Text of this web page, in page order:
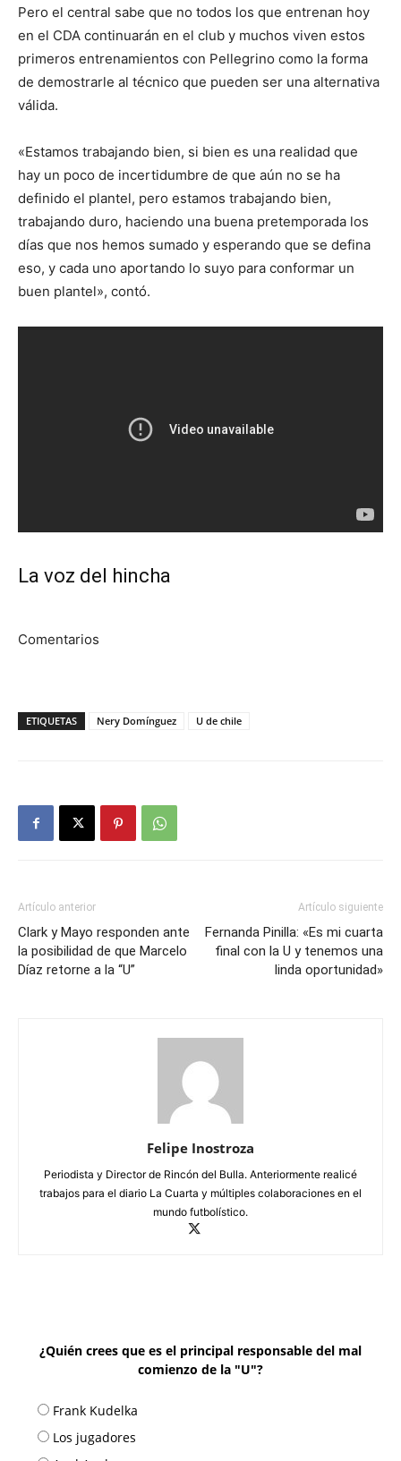
Pero el central sabe que no todos los que entrenan hoy
en el CDA continuarán en el club y muchos viven estos
primeros entrenamientos con Pellegrino como la forma
de demostrarle al técnico que pueden ser una alternativa
válida.
«Estamos trabajando bien, si bien es una realidad que
hay un poco de incertidumbre de que aún no se ha
definido el plantel, pero estamos trabajando bien,
trabajando duro, haciendo una buena pretemporada los
días que nos hemos sumado y esperando que se defina
eso, y cada uno aportando lo suyo para conformar un
buen plantel», contó.
La voz del hincha
Comentarios
ETIQUETAS Nery Domínguez U de chile
Artículo anterior
Clark y Mayo responden ante
la posibilidad de que Marcelo
Díaz retorne a la “U”
Artículo siguiente
Fernanda Pinilla: «Es mi cuarta
final con la U y tenemos una
linda oportunidad»
Felipe Inostroza
Periodista y Director de Rincón del Bulla. Anteriormente realicé
trabajos para el diario La Cuarta y múltiples colaboraciones en el
mundo futbolístico.
¿Quién crees que es el principal responsable del mal
comienzo de la "U"?
Frank Kudelka
Los jugadores